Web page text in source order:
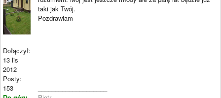
Dołączył:
13 lis
2012
Posty:
153
taki jak Twój.
Pozdrawiam